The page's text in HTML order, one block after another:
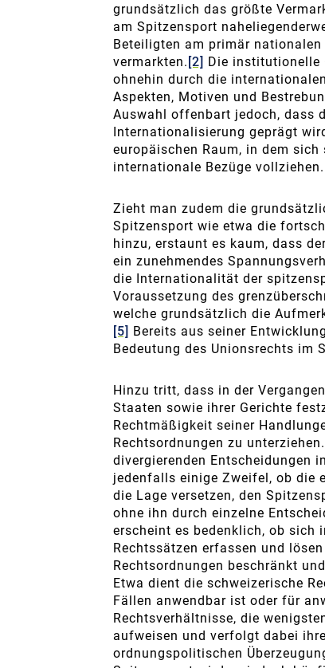
grundsätzlich das größte
am Spitzensport
Beteiligten am primär
vermarkten. [2] Die institutionelle
ohnehin durch die
Aspekten, Motiven und
Auswahl offenbart jedoch, dass
Internationalisierung geprägt
europäischen Raum, in dem
internationale Bezüge vollziehen.
Zieht man zudem die
Spitzensport wie etwa die
hinzu, erstaunt es kaum, dass
ein zunehmendes
die Internationalität der
Voraussetzung des
welche grundsätzlich die
[5] Bereits aus seiner
Bedeutung des Unionsrechts im
Hinzu tritt, dass in der
Staaten sowie ihrer Gerichte
Rechtmäßigkeit seiner
Rechtsordnungen zu
divergierenden Entscheidungen
jedenfalls einige Zweifel, ob die
die Lage versetzen, den
ohne ihn durch einzelne
erscheint es bedenklich, ob sich
Rechtssätzen erfassen und
Rechtsordnungen beschränkt
Etwa dient die schweizerische
Fällen anwendbar ist oder für
Rechtsverhältnisse, die
aufweisen und verfolgt dabei
ordnungspolitischen